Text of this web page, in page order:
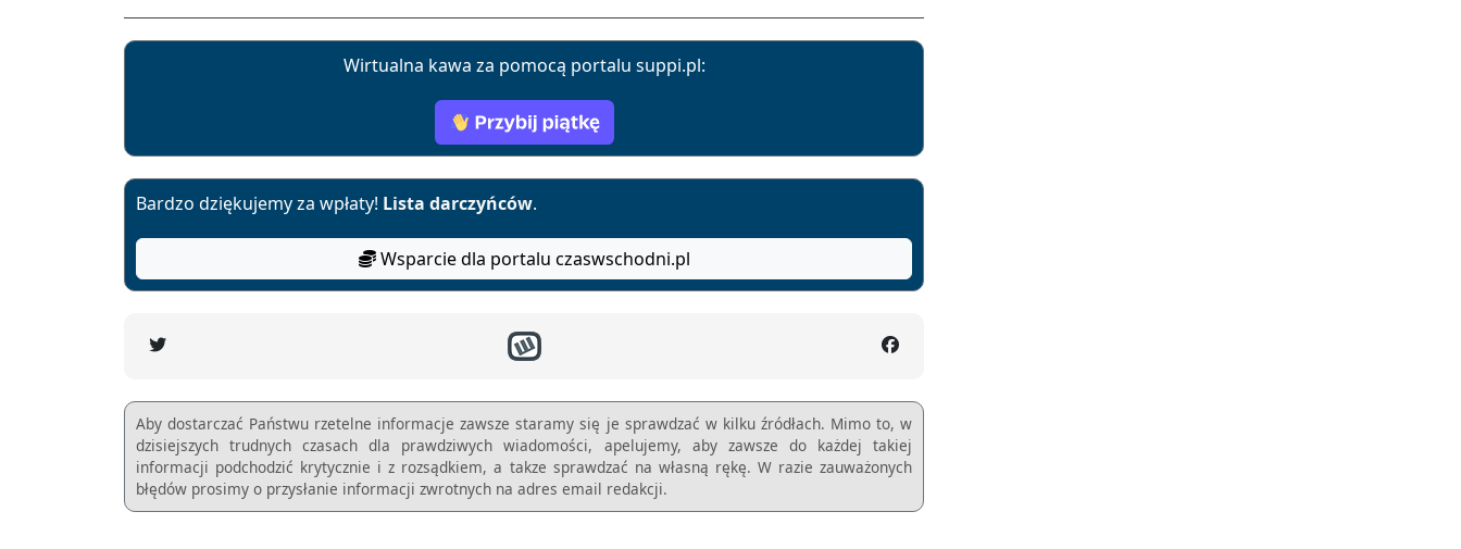
Wirtualna kawa za pomocą portalu suppi.pl:
Bardzo dziękujemy za wpłaty! Lista darczyńców.
Wsparcie dla portalu czaswschodni.pl
Aby dostarczać Państwu rzetelne informacje zawsze staramy się je sprawdzać w kilku źródłach. Mimo to, w
dzisiejszych trudnych czasach dla prawdziwych wiadomości, apelujemy, aby zawsze do każdej takiej
informacji podchodzić krytycznie i z rozsądkiem, a takze sprawdzać na własną rękę. W razie zauważonych
błędów prosimy o przysłanie informacji zwrotnych na adres email redakcji.